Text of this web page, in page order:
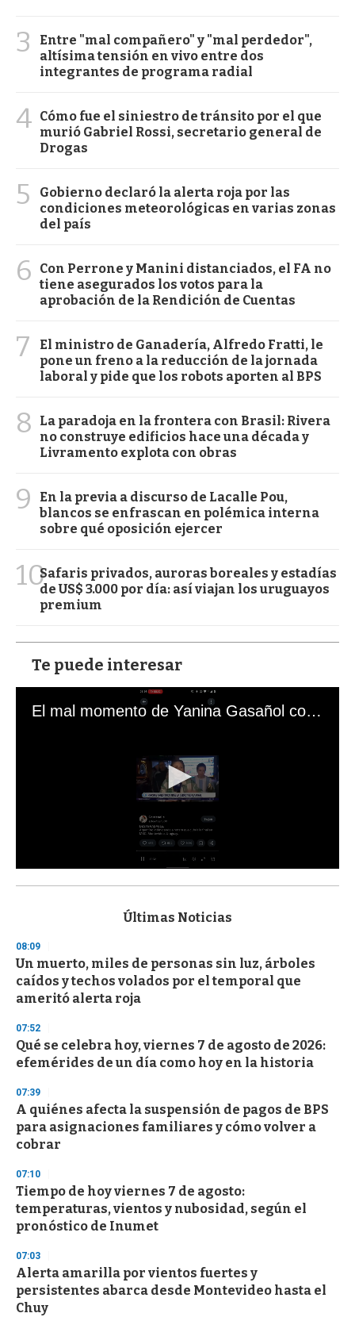
3
Entre "mal compañero" y "mal perdedor",
altísima tensión en vivo entre dos
integrantes de programa radial
4 Cómo fue el siniestro de tránsito por el que
murió Gabriel Rossi, secretario general de
Drogas
5
Gobierno declaró la alerta roja por las
condiciones meteorológicas en varias zonas
del país
6
Con Perrone y Manini distanciados, el FA no
tiene asegurados los votos para la
aprobación de la Rendición de Cuentas
7
El ministro de Ganadería, Alfredo Fratti, le
pone un freno a la reducción de la jornada
laboral y pide que los robots aporten al BPS
8
La paradoja en la frontera con Brasil: Rivera
no construye edificios hace una década y
Livramento explota con obras
9
En la previa a discurso de Lacalle Pou,
blancos se enfrascan en polémica interna
sobre qué oposición ejercer
10Safaris privados, auroras boreales y estadías
de US$ 3.000 por día: así viajan los uruguayos
premium
Te puede interesar
El mal momento de Yanina Gasañol con un hincha argentino en "Subrayado"
s
d
s
o
f
3
s
e
c
o
d
s
Últimas Noticias
08:09
Un muerto, miles de personas sin luz, árboles
caídos y techos volados por el temporal que
ameritó alerta roja
07:52
Qué se celebra hoy, viernes 7 de agosto de 2026:
efemérides de un día como hoy en la historia
07:39
A quiénes afecta la suspensión de pagos de BPS
para asignaciones familiares y cómo volver a
cobrar
07:10
Tiempo de hoy viernes 7 de agosto:
temperaturas, vientos y nubosidad, según el
pronóstico de Inumet
07:03
Alerta amarilla por vientos fuertes y
persistentes abarca desde Montevideo hasta el
Chuy